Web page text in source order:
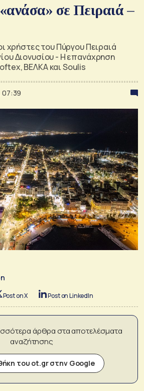
σε Πειραιά –
χρήστες του Πύργου Πειραιά
Διονυσίου - Η επανάχρηση
ΒΕΛΚΑ και Soulis
07:39
Post on X Post on LinkedIn
άρθρα στα αποτελέσματα
αναζήτησης
του ot.gr στην Google